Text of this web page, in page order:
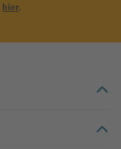
hier.